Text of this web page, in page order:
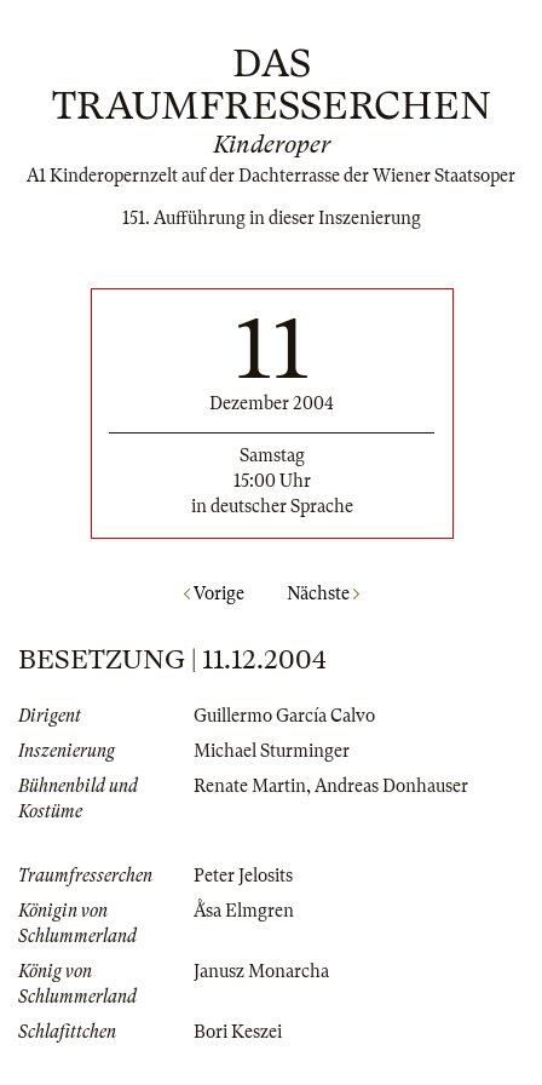
DAS
TRAUMFRESSERCHEN
Kinderoper
A1 Kinderopernzelt auf der Dachterrasse der Wiener Staatsoper
151. Aufführung in dieser Inszenierung
11
Dezember 2004
Samstag
15:00 Uhr
in deutscher Sprache
Vorige Nächste
BESETZUNG | 11.12.2004
Dirigent
Guillermo García Calvo
Inszenierung
Michael Sturminger
Bühnenbild und
Kostüme
Renate Martin, Andreas Donhauser
Traumfresserchen
Peter Jelosits
Königin von
Schlummerland
Ǻsa Elmgren
König von
Schlummerland
Janusz Monarcha
Schlafittchen Bori Keszei